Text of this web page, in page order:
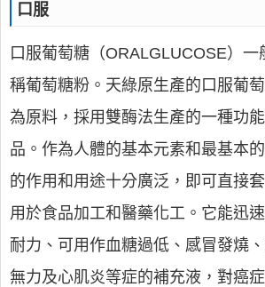
口服
口服葡萄糖（ORALGLUCOSE）一
稱葡萄糖粉。天綠原生產的口服葡
為原料，採用雙酶法生產的一種功
品。作為人體的基本元素和最基本
的作用和用途十分廣泛，即可直接
用於食品加工和醫藥化工。它能迅
耐力、可用作血糖過低、感冒發燒
無力及心肌炎等症的補充液，對癌